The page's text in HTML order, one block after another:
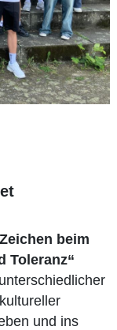
beim
Toleranz“
und ins